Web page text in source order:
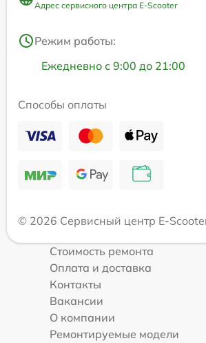
Адрес сервисного центра E-Scooter
Режим работы:
Ежедневно с 9:00 до 21:00
Способы оплаты
© 2026 Сервисный центр E-
Стоимость ремонта
Оплата и доставка
Контакты
Вакансии
О компании
Ремонтируемые модели